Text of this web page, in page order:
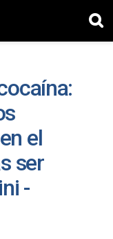
el
ser
-